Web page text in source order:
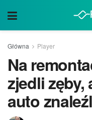
Główna Player
Na
zjedli zęby,
auto